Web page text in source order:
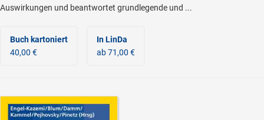
Auswirkungen und beantwortet grundlegende und ...
Buch kartoniert
40,00 €
In LinDa
ab 71,00 €